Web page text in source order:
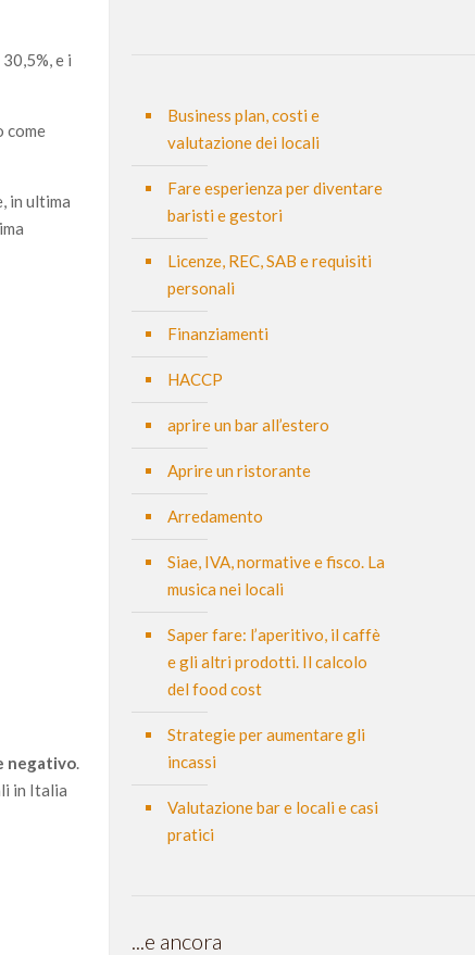
e i
come
in ultima
negativo.
in Italia
Business plan, costi e
valutazione dei locali
Fare esperienza per diventare
baristi e gestori
Licenze, REC, SAB e requisiti
personali
Finanziamenti
HACCP
aprire un bar all’estero
Aprire un ristorante
Arredamento
Siae, IVA, normative e fisco. La
musica nei locali
Saper fare: l’aperitivo, il caffè
e gli altri prodotti. Il calcolo
del food cost
Strategie per aumentare gli
incassi
Valutazione bar e locali e casi
pratici
...e ancora